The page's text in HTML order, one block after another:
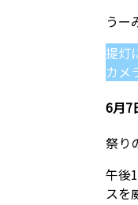
提灯
カメ
6月7
祭り
午後
スを